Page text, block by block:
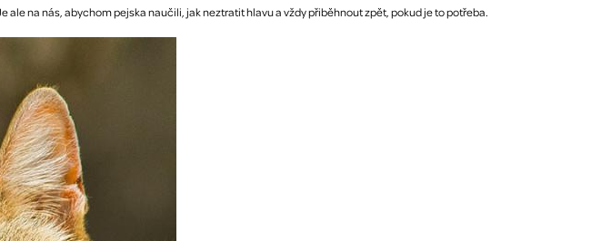
ale na nás, abychom pejska naučili, jak neztratit hlavu a vždy přiběhnout zpět, pokud je to potřeba.